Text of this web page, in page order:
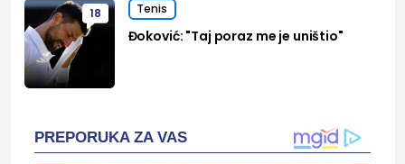
18 Tenis
Đoković: "Taj poraz me je uništio"
PREPORUKA ZA VAS